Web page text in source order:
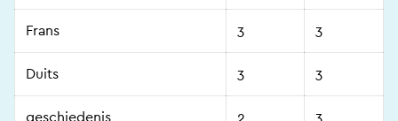
Frans 3 3
Duits 3 3
geschiedenis 2 3